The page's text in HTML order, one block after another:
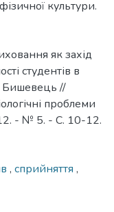
культури.
як захід
студентів в
Бишевець //
проблеми
- № 5. - С. 10-12.
, сприйняття ,